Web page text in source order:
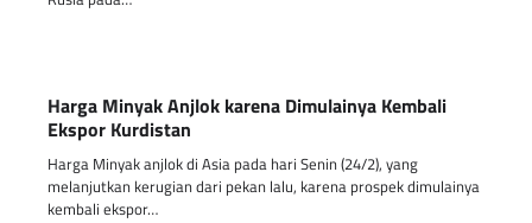
Harga Minyak Anjlok karena Dimulainya Kembali
Ekspor Kurdistan
Harga Minyak anjlok di Asia pada hari Senin (24/2), yang
melanjutkan kerugian dari pekan lalu, karena prospek dimulainya
kembali ekspor…